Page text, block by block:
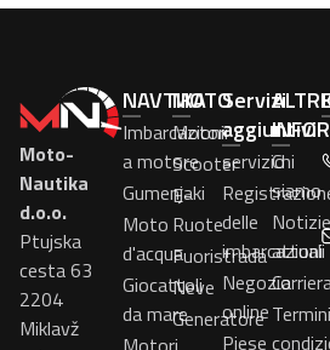
Moto-
Nautika
d.o.o.
Ptujska
cesta 63
2204
Miklavž
NAVTIKA
Imbarcazioni
a motore
Gumenjaki
Moto
d'acqua
Giocattoli
da mare
MOTO
Motori
Scooter
E-
Ruote
Fuoristrada
Neve
Generatore
Servizi
aggiuntivi
servizio
delle
imbarcazioni
Negozio
online
Piese
Chi
siamo
attuali